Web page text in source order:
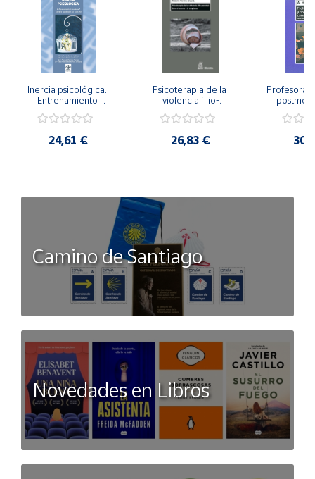
Inercia psicológica.
Entrenamiento
Igualdad de Género.
24,61 €
Psicoterapia de la
violencia filio-
secreto y la
26,83 €
Camino de Santiago
Novedades en Libros